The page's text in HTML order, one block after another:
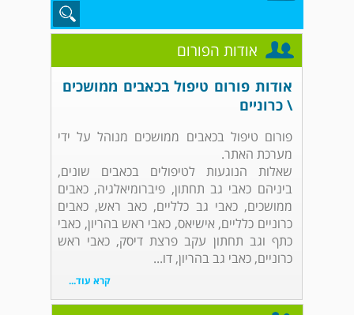
אודות הפורום
אודות פורום טיפול בכאבים ממושכים
\ כרוניים
פורום טיפול בכאבים ממושכים מנוהל על ידי
מערכת האתר.
שאלות הנוגעות לטיפולים בכאבים שונים,
ביניהם כאבי גב תחתון, פיברומיאלגיה, כאבים
ממושכים, כאבי גב כלליים, כאב ראש, כאבים
כרוניים כלליים, אישיאס, כאבי ראש בהריון, כאבי
כתף וגב תחתון עקב פרצת דיסק, כאבי ראש
כרוניים, כאבי גב בהריון, דו...
קרא עוד...